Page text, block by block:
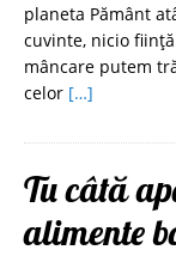
planeta Pământ
cuvinte, nicio
mâncare putem
celor […]
Tu câtă
alimente